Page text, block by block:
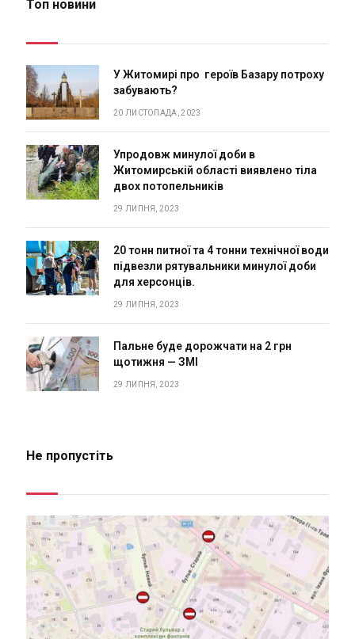
Топ новини
У Житомирі про героїв Базару потроху
забувають?
20 ЛИСТОПАДА, 2023
Упродовж минулої доби в
Житомирській області виявлено тіла
двох потопельників
29 ЛИПНЯ, 2023
20 тонн питної та 4 тонни технічної води
підвезли рятувальники минулої доби
для херсонців.
29 ЛИПНЯ, 2023
Пальне буде дорожчати на 2 грн
щотижня — ЗМІ
29 ЛИПНЯ, 2023
Не пропустіть